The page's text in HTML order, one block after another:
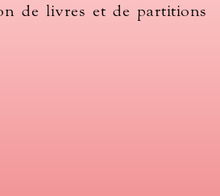
de livres et de partitions